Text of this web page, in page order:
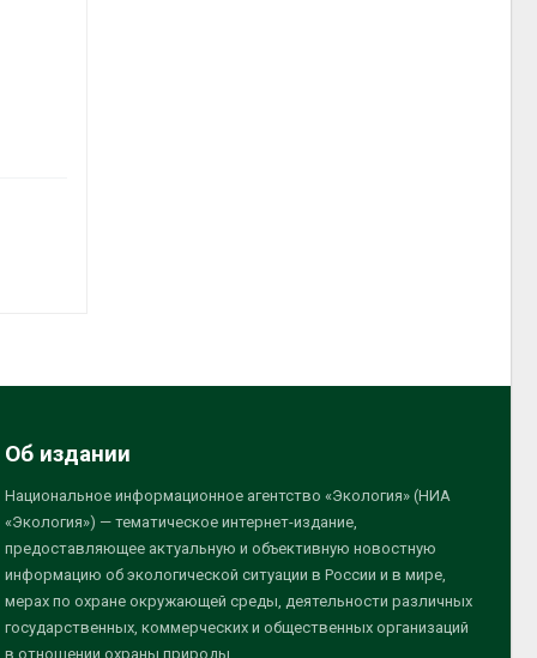
Об издании
Национальное информационное агентство «Экология» (НИА
«Экология») — тематическое интернет-издание,
предоставляющее актуальную и объективную новостную
информацию об экологической ситуации в России и в мире,
мерах по охране окружающей среды, деятельности различных
государственных, коммерческих и общественных организаций
в отношении охраны природы.